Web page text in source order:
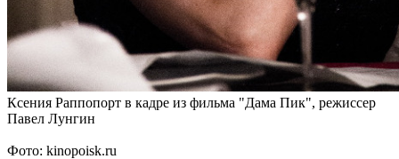
Ксения Раппопорт в кадре из фильма "Дама Пик", режиссер
Павел Лунгин
Фото: kinopoisk.ru